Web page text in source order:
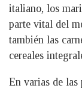
italiano, los
parte vital del
también las
cereales
En varias de las